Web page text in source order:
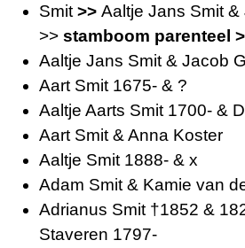
Smit >> Aaltje Jans Smit
>> stamboom parenteel
Aaltje Jans Smit & Jacob
Aart Smit 1675- & ?
Aaltje Aarts Smit 1700- &
Aart Smit & Anna Koster
Aaltje Smit 1888- & x
Adam Smit & Kamie van
Adrianus Smit †1852 &
Staveren 1797-